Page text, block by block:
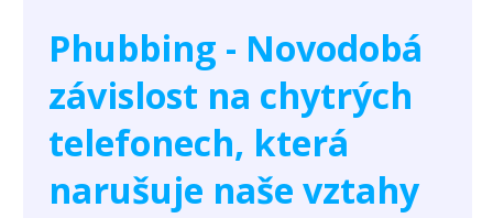
Phubbing - Novodobá
závislost na chytrých
telefonech, která
narušuje naše vztahy